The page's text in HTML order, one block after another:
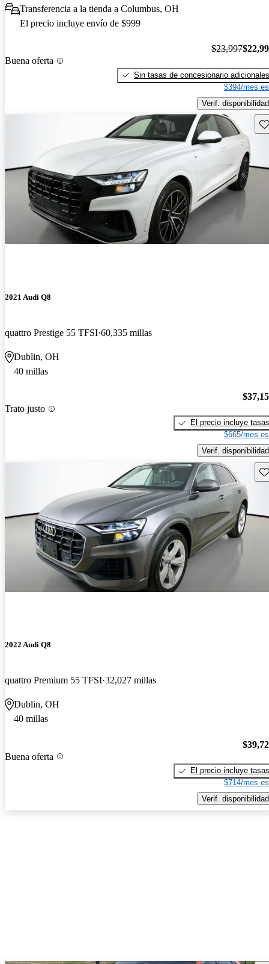
Transferencia a la tienda a Columbus, OH
El precio incluye envío de $999
Buena oferta
$23,997
Sin tasas de concesionario adicionales
$394/mes
Verif. disponibilidad
2021 Audi Q8
quattro Prestige 55 TFSI 60,335 millas
Dublin, OH
40 millas
Trato justo
El precio incluye tasas
$665/mes
Verif. disponibilidad
2022 Audi Q8
quattro Premium 55 TFSI 32,027 millas
Dublin, OH
40 millas
Buena oferta
El precio incluye tasas
$714/mes
Verif. disponibilidad